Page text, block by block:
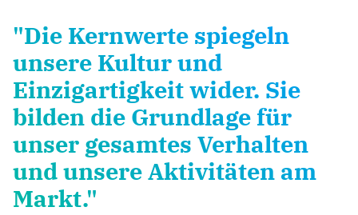
"Die Kernwerte spiegeln
unsere Kultur und
Einzigartigkeit wider. Sie
bilden die Grundlage für
unser gesamtes Verhalten
und unsere Aktivitäten am
Markt."